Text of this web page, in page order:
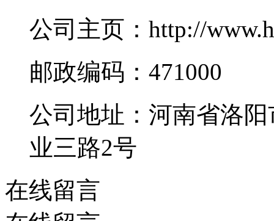
公司主页：http://
邮政编码：471000
公司地址：河南省洛
业三路2号
在线留言